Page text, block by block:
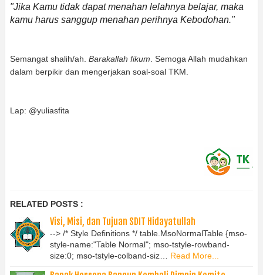
"Jika Kamu tidak dapat menahan lelahnya belajar, maka
kamu harus sanggup menahan perihnya Kebodohan."
Semangat shalih/ah. Barakallah fikum . Semoga Allah mudahkan
dalam berpikir dan mengerjakan soal-soal TKM.
Lap: @yuliasfita
RELATED POSTS :
Visi, Misi, dan Tujuan SDIT Hidayatullah
--> /* Style Definitions */ table.MsoNormalTable {mso-
style-name:"Table Normal"; mso-tstyle-rowband-
size:0; mso-tstyle-colband-siz…
Read More...